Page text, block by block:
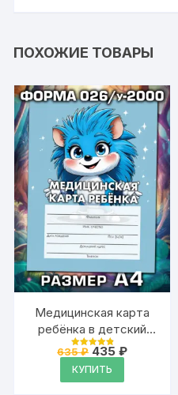
ПОХОЖИЕ ТОВАРЫ
Медицинская карта
ребёнка в детский
сад и школу большая,
А4
Оценка
из 5
635₽ Первоначальная
цена
составляла
635 ₽.
435₽Текущая
КУПИТЬ